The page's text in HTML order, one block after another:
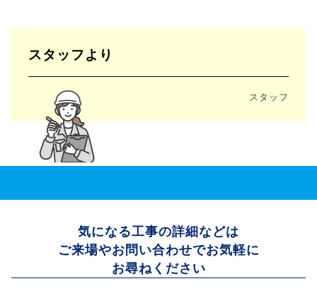
スタッフより
スタッフ
気になる工事の詳細などは
ご来場やお問い合わせでお気軽に
お尋ねください